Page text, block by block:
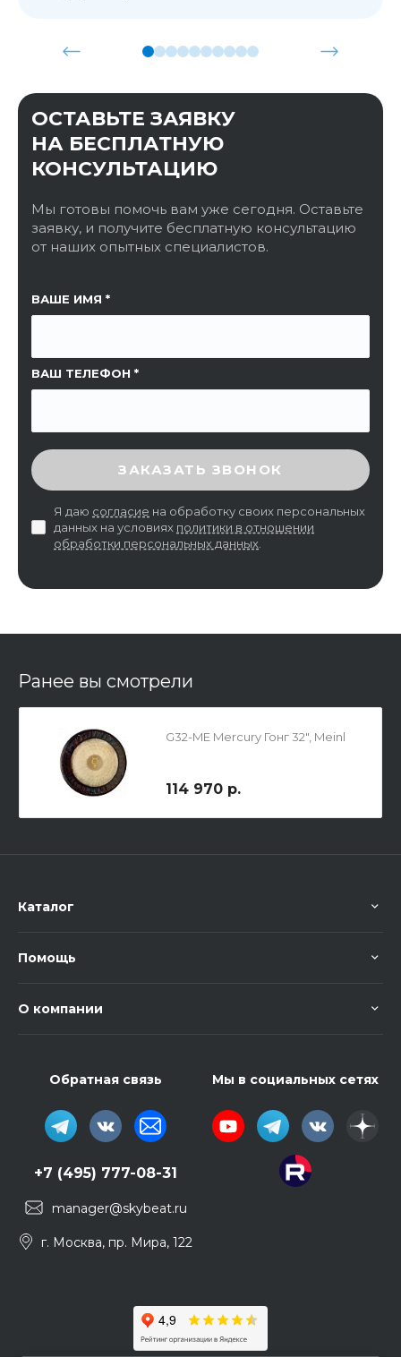
ОСТАВЬТЕ ЗАЯВКУ
НА БЕСПЛАТНУЮ
КОНСУЛЬТАЦИЮ
Мы готовы помочь вам уже сегодня. Оставьте
заявку, и получите бесплатную консультацию
от наших опытных специалистов.
ВАШЕ ИМЯ
ВАШ ТЕЛЕФОН
ССЫЛКА НА СТРАНИЦУ
ВВЕДИТЕ ПРОВЕРОЧНЫЙ КОД
ЗАКАЗАТЬ ЗВОНОК
Я даю согласие на обработку своих персональных
данных на условиях политики в отношении
обработки персональных данных
Ранее вы смотрели
G32-ME Mercury Гонг 32", Meinl
114 970 р.
Каталог
Помощь
О компании
Обратная связь
+7 (495) 777-08-31
manager@skybeat.ru
г. Москва, пр. Мира, 122
Мы в социальных сетях